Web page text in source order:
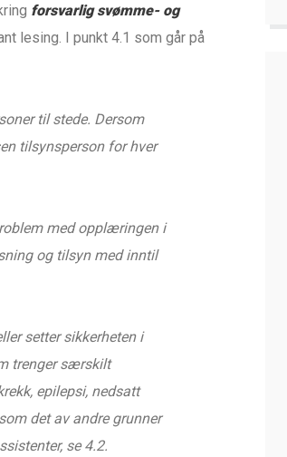
forsvarlig svømme- og
lesing. I punkt 4.1 som går på
til stede. Dersom
tilsynsperson for hver
med opplæringen i
og tilsyn med inntil
setter sikkerheten i
trenger særskilt
epilepsi, nedsatt
det av andre grunner
se 4.2.